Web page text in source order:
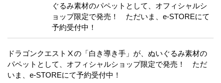
ぐるみ素材のパペットとして、オフィシャルシ
ョップ限定で発売！ ただいま、e-STOREにて
予約受付中！
ドラゴンクエストⅩの「白き導き手」が、ぬいぐるみ素材の
パペットとして、オフィシャルショップ限定で発売！ ただ
いま、e-STOREにて予約受付中！